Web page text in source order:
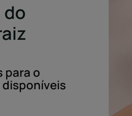
do
para o